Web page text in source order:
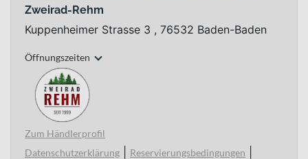
Zweirad-Rehm
Kuppenheimer Strasse 3 , 76532 Baden-Baden
Öffnungszeiten
Zum Händlerprofil
Datenschutzerklärung
Reservierungsbedingungen